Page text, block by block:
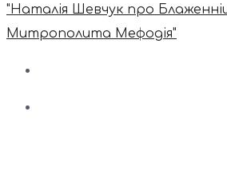
"Наталія Шевчук про
Митрополита Мефодія"